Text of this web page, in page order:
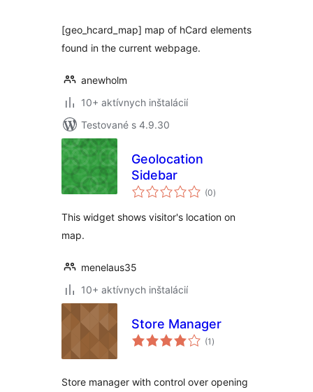
[geo_hcard_map] map of hCard elements
found in the current webpage.
anewholm
10+ aktívnych inštalácií
Testované s 4.9.30
Geolocation
Sidebar
(0celkové
hodnotenie
)
This widget shows visitor's location on
map.
menelaus35
10+ aktívnych inštalácií
Store Manager
(1 celkové
hodnotenie
)
Store manager with control over opening